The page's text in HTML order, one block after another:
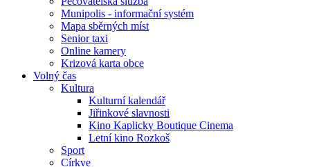
Munipolis - informační systém
Mapa sběrných míst
Senior taxi
Online kamery
Krizová karta obce
Volný čas
Kultura
Kulturní kalendář
Jiřinkové slavnosti
Kino Kaplicky Boutique Cinema
Letní kino Rozkoš
Sport
Církve